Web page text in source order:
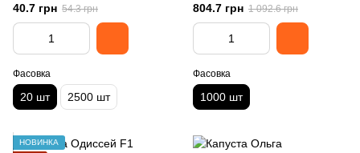
40.7 грн 54.3 грн
Фасовка
20 шт 2500 шт
804.7 грн 1 092.6 грн
Фасовка
1000 шт
НОВИНКА